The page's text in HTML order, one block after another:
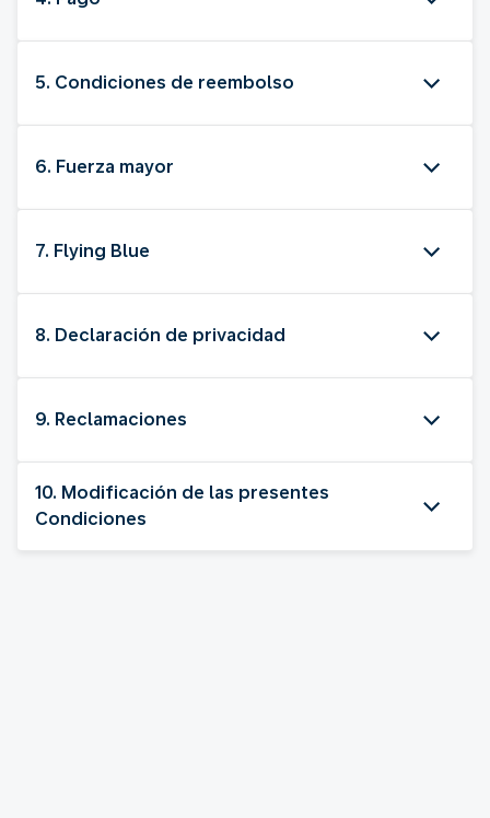
5. Condiciones de reembolso
6. Fuerza mayor
7. Flying Blue
8. Declaración de privacidad
9. Reclamaciones
10. Modificación de las presentes
Condiciones